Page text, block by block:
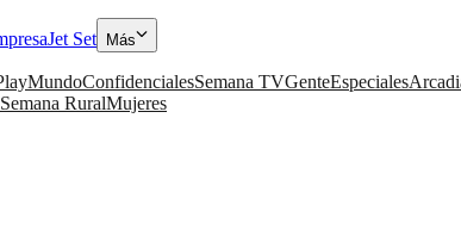
Jet Set Más
MundoConfidencialesSemana TVGenteEspeciales
Semana RuralMujeres